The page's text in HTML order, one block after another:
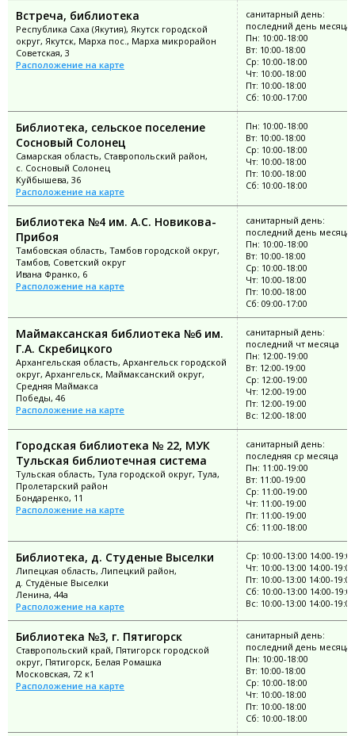
Встреча, библиотека
Республика Саха (Якутия), Якутск городской
округ, Якутск, Марха пос., Марха микрорайон
Советская, 3
Расположение на карте
санитарный день:
последний день месяца
Пн: 10:00-18:00
Вт: 10:00-18:00
Ср: 10:00-18:00
Чт: 10:00-18:00
Пт: 10:00-18:00
Сб: 10:00-17:00
Библиотека, сельское поселение
Сосновый Солонец
Самарская область, Ставропольский район,
с. Сосновый Солонец
Куйбышева, 36
Расположение на карте
Пн: 10:00-18:00
Вт: 10:00-18:00
Ср: 10:00-18:00
Чт: 10:00-18:00
Пт: 10:00-18:00
Сб: 10:00-18:00
Библиотека №4 им. А.С. Новикова-
Прибоя
Тамбовская область, Тамбов городской округ,
Тамбов, Советский округ
Ивана Франко, 6
Расположение на карте
санитарный день:
последний день месяца
Пн: 10:00-18:00
Вт: 10:00-18:00
Ср: 10:00-18:00
Чт: 10:00-18:00
Пт: 10:00-18:00
Сб: 09:00-17:00
Маймаксанская библиотека №6 им.
Г.А. Скребицкого
Архангельская область, Архангельск городской
округ, Архангельск, Маймаксанский округ,
Средняя Маймакса
Победы, 46
Расположение на карте
санитарный день:
последний чт месяца
Пн: 12:00-19:00
Вт: 12:00-19:00
Ср: 12:00-19:00
Чт: 12:00-19:00
Пт: 12:00-19:00
Вс: 12:00-18:00
Городская библиотека № 22, МУК
Тульская библиотечная система
Тульская область, Тула городской округ, Тула,
Пролетарский район
Бондаренко, 11
Расположение на карте
санитарный день:
последняя ср месяца
Пн: 11:00-19:00
Вт: 11:00-19:00
Ср: 11:00-19:00
Чт: 11:00-19:00
Пт: 11:00-19:00
Сб: 11:00-18:00
Библиотека, д. Студеные Выселки
Липецкая область, Липецкий район,
д. Студёные Выселки
Ленина, 44а
Расположение на карте
Ср: 10:00-13:00 14:00-19:00
Чт: 10:00-13:00 14:00-19:00
Пт: 10:00-13:00 14:00-19:00
Сб: 10:00-13:00 14:00-19:00
Вс: 10:00-13:00 14:00-19:00
Библиотека №3, г. Пятигорск
Ставропольский край, Пятигорск городской
округ, Пятигорск, Белая Ромашка
Московская, 72 к1
Расположение на карте
санитарный день:
последний день месяца
Пн: 10:00-18:00
Вт: 10:00-18:00
Ср: 10:00-18:00
Чт: 10:00-18:00
Пт: 10:00-18:00
Сб: 10:00-18:00